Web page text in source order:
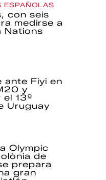
ESPAÑOLAS
con seis
medirse a
Nations
ante Fiyi en
y
13º
Uruguay
Olympic
de
prepara
gran